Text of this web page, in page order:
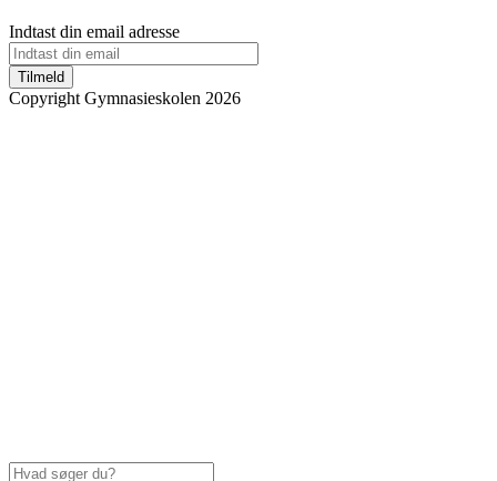
Indtast din email adresse
Tilmeld
Copyright Gymnasieskolen 2026